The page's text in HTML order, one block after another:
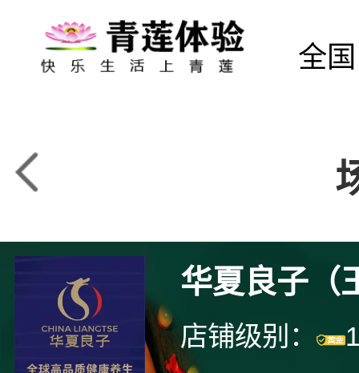
全国
华夏良子（
店铺级别：